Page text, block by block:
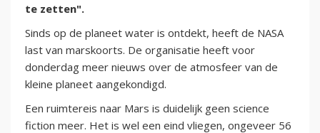
te zetten".
Sinds op de planeet water is ontdekt, heeft de NASA
last van marskoorts. De organisatie heeft voor
donderdag meer nieuws over de atmosfeer van de
kleine planeet aangekondigd.
Een ruimtereis naar Mars is duidelijk geen science
fiction meer. Het is wel een eind vliegen, ongeveer 56